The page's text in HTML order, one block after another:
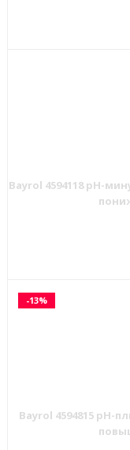
Bayrol 4594118 pH-
-13%
Bayrol 4594815 pН-